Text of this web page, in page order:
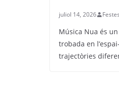
juliol 14, 2026
Música Nua és
trobada en
trajectòries